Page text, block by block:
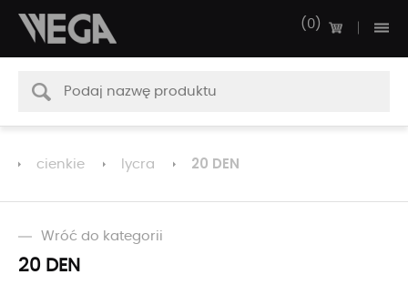
0
cienkie lycra 20 DEN
Wróć do kategorii
20 DEN